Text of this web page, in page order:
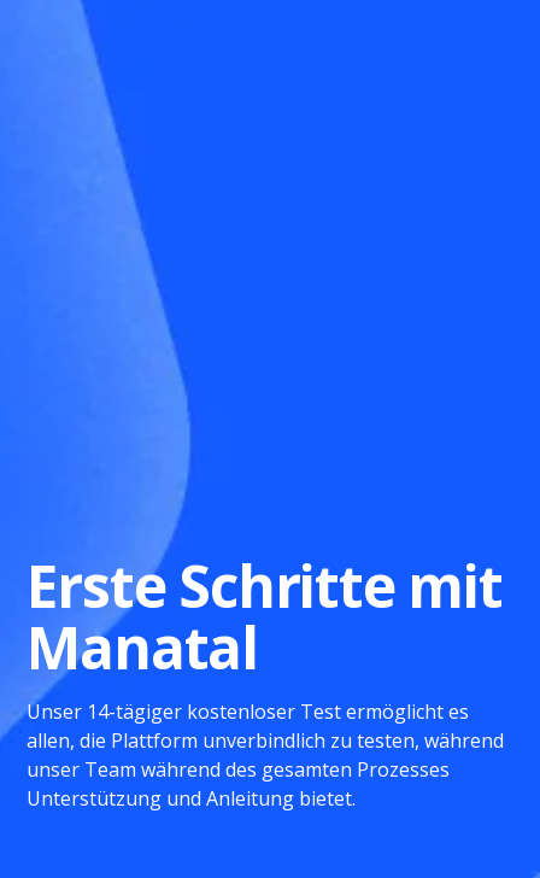
Erste Schritte mit
Manatal
Unser 14-tägiger kostenloser Test ermöglicht es
allen, die Plattform unverbindlich zu testen, während
unser Team während des gesamten Prozesses
Unterstützung und Anleitung bietet.